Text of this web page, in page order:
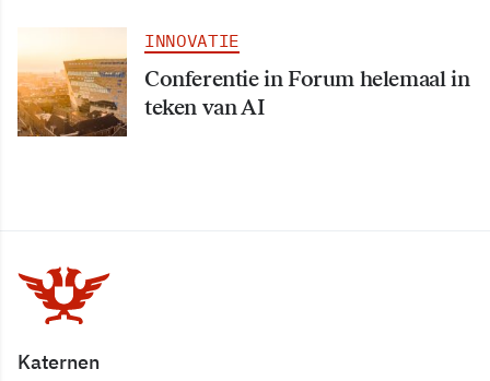
INNOVATIE
Conferentie in Forum helemaal in
teken van AI
Katernen